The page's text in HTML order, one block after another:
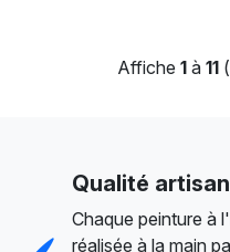
Affiche 1 à 11
Qualité
Chaque peinture à
réalisée à la main